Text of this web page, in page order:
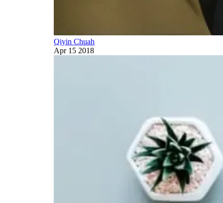
Qiyin Chuah
Apr 15 2018